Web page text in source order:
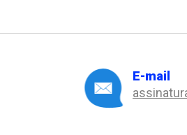
E-mail